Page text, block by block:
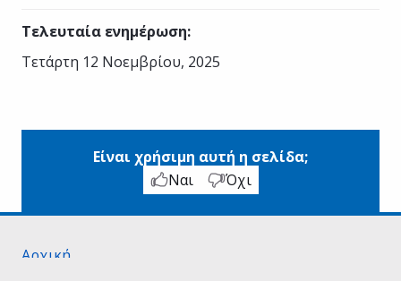
Τελευταία ενημέρωση:
Τετάρτη 12 Νοεμβρίου, 2025
Είναι χρήσιμη αυτή η σελίδα;
Ναι
Όχι
Αρχική